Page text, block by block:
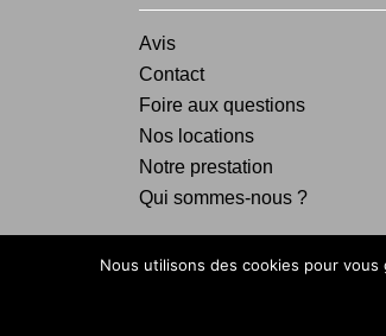
Avis
Contact
Foire aux questions
Nos locations
Notre prestation
Qui sommes-nous ?
Nous utilisons des cookies pour